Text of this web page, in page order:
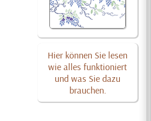
Hier können Sie lesen
wie alles funktioniert
und was Sie dazu
brauchen.